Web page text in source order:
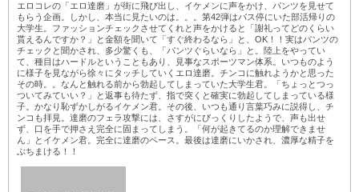
エロコレの「エロ達磨」が街に飛び出し、イケメンに声をかけ、パンツを見せて
もらう企画。しかし、本当に見たいのは。。。第42弾はバス停にいた部活帰りの
大学生。ファッションチェックさせてくれと声をかけると「謝礼ってどのくらい
貰えるんですか？」と金額を聞いて「すぐ終わるなら」と、OK！！実はパンツの
チェックと聞かされ、多少驚くも、「パンツぐらいなら」と。陸上をやってい
て、種目はハードルということもあり、見事なスポーツマン体系。いつものよう
に様子を見ながら徐々にタッチしていくエロ達磨。チンコに触れようかと思った
その時。。なんと触れる前から勃起してしまっていた大学生君。「ちょっとつっ
ついてみていい？」と返事も待たず、指で突くと確実に勃起してしまっている様
子。かなり恥ずかしがるイケメン君。その後、いつも通り言葉巧みに説得し、チ
ンコも拝見。達磨のフェラ攻撃には、さすがにびっくりしたようで、声も出せ
ず、口を手で押さえ完全に固まってしまう。「何が起きてるのか理解できませ
ん」とイケメン君。完全に達磨のペース。最後は達磨にいかされ、濃厚な精子を
ぶちまける！！